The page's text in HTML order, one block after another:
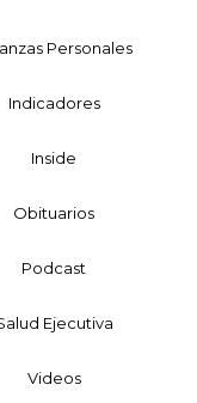
Personales
Indicadores
Inside
Obituarios
Podcast
Ejecutiva
Videos